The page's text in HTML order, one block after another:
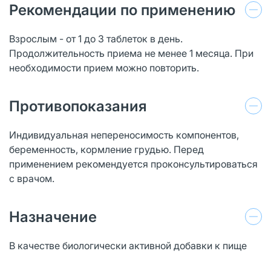
Рекомендации по применению
Взрослым - от 1 до 3 таблеток в день.
Продолжительность приема не менее 1 месяца. При
необходимости прием можно повторить.
Противопоказания
Индивидуальная непереносимость компонентов,
беременность, кормление грудью. Перед
применением рекомендуется проконсультироваться
с врачом.
Назначение
В качестве биологически активной добавки к пище